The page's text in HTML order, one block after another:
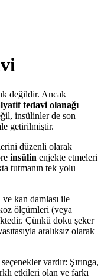
değildir. Ancak
tedavi olanağı
insülinler de son
getirilmiştir.
düzenli olarak
insülin enjekte etmeleri
tutmanın tek yolu
kan damlası ile
ölçümleri (veya
Çünkü doku şeker
aralıksız olarak
vardır: Şırınga,
etkileri olan ve farkı